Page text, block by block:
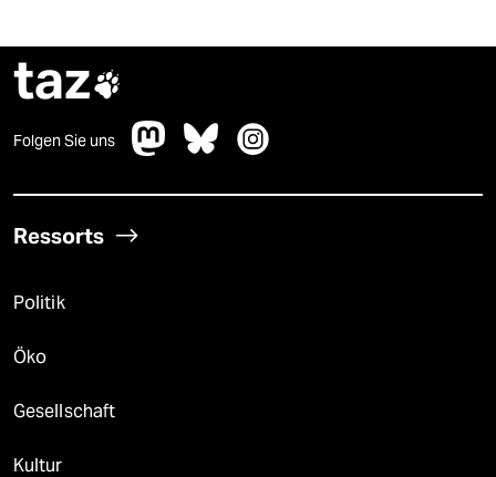
taz
Folgen Sie uns
Ressorts
Politik
Öko
Gesellschaft
Kultur